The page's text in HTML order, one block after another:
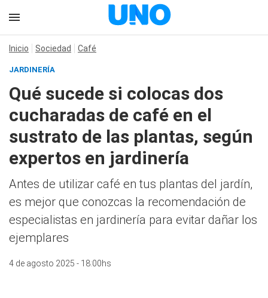
Inicio Sociedad Café
JARDINERÍA
Qué sucede si colocas dos
cucharadas de café en el
sustrato de las plantas, según
expertos en jardinería
Antes de utilizar café en tus plantas del jardín,
es mejor que conozcas la recomendación de
especialistas en jardinería para evitar dañar los
ejemplares
4 de agosto 2025 - 18:00hs